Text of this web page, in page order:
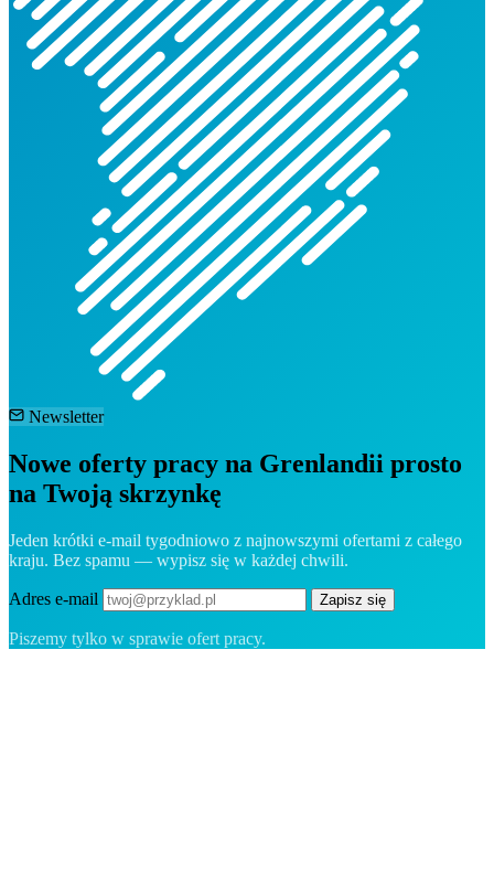
Newsletter
Nowe oferty pracy na Grenlandii prosto
na Twoją skrzynkę
Jeden krótki e-mail tygodniowo z najnowszymi ofertami z całego
kraju. Bez spamu — wypisz się w każdej chwili.
Adres e-mail Zapisz się
Piszemy tylko w sprawie ofert pracy.